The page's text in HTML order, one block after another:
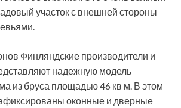
участок с внешней стороны
Финляндские производители и
надежную модель
из бруса площадью 46 кв м. В этом
оконные и дверные